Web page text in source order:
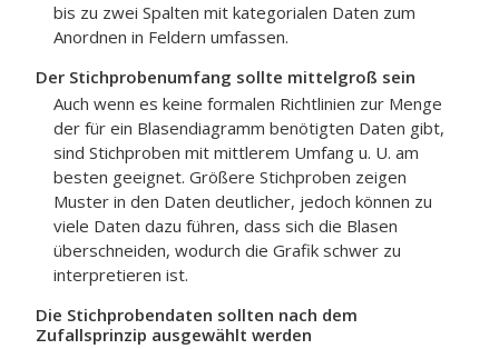
bis zu zwei Spalten mit kategorialen Daten zum
Anordnen in Feldern umfassen.
Der Stichprobenumfang sollte mittelgroß sein
Auch wenn es keine formalen Richtlinien zur Menge
der für ein Blasendiagramm benötigten Daten gibt,
sind Stichproben mit mittlerem Umfang u. U. am
besten geeignet. Größere Stichproben zeigen
Muster in den Daten deutlicher, jedoch können zu
viele Daten dazu führen, dass sich die Blasen
überschneiden, wodurch die Grafik schwer zu
interpretieren ist.
Die Stichprobendaten sollten nach dem
Zufallsprinzip ausgewählt werden